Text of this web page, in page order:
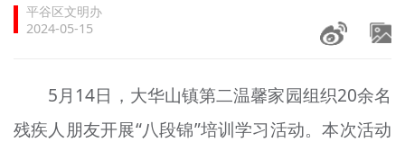
文明实践
未成年人思想道德建设
榜样人物
平谷区文明办
2024-05-15
5月14日，大华山镇第二温馨家园组织20余名
残疾人朋友开展“八段锦”培训学习活动。本次活动